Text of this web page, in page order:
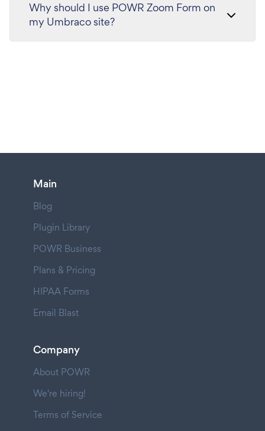
Why should I use POWR Zoom Form on
my Umbraco site?
Main
Blog
Plugin Library
POWR Business
Plans & Pricing
HIPAA Forms
Email Blast
Company
About POWR
We're hiring!
Terms of Service